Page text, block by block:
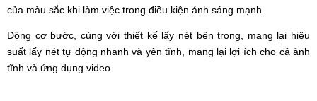
của màu sắc khi làm việc trong điều kiện ánh sáng mạnh.
Động cơ bước, cùng với thiết kế lấy nét bên trong, mang lại hiệu
suất lấy nét tự động nhanh và yên tĩnh, mang lại lợi ích cho cả ảnh
tĩnh và ứng dụng video.